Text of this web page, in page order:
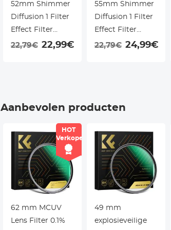
52mm Shimmer
Diffusion 1 Filter
Effect Filter
Optisch Glas 18
Nano-Klear Serie
22,79€ 22,99€
55mm Shimmer
Diffusion 1 Filter
Effect Filter
Optisch Glas 18
Nano-Klear Serie
22,79€ 24,99€
Aanbevolen producten
HOT
Verkoper
62 mm MCUV
Lens Filter 0.1%
49 mm
explosieveilige